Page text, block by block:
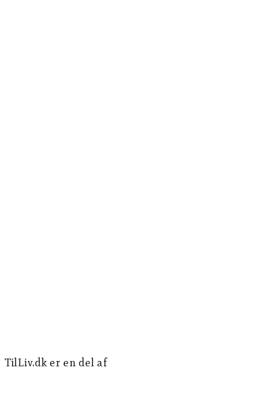
TilLiv.dk er en del af